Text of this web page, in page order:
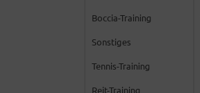
Boccia-Training
Sonstiges
Tennis-Training
Reit-Training